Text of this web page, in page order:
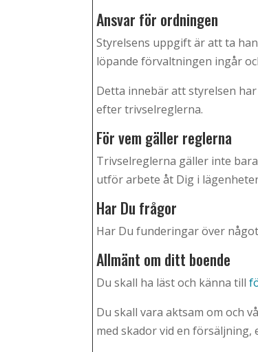
Ansvar för ordningen
Styrelsens uppgift är att ta
löpande förvaltningen ingår
Detta innebär att styrelsen
efter trivselreglerna.
För vem gäller reglerna
Trivselreglerna gäller inte
utför arbete åt Dig i
Har Du frågor
Har Du funderingar över
Allmänt om ditt boende
Du skall ha läst och känna till
Du skall vara aktsam om och
med skador vid en försäljning,